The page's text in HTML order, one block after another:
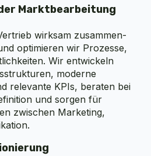
Marktbearbeitung
wirksam zusammen­
optimieren wir Prozesse,
Wir entwickeln
moderne
relevante KPIs, beraten bei
und sorgen für
zwischen Marketing,